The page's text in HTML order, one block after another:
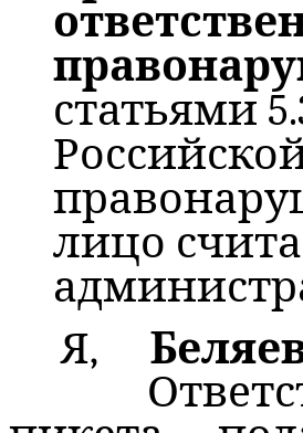
статьями
лицо
Я,